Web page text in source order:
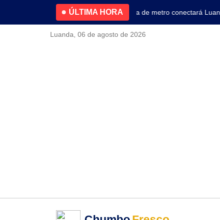
ÚLTIMA HORA
4.2% no primeiro trimestreNova linha de metro conectará
Luanda, 06 de agosto de 2026